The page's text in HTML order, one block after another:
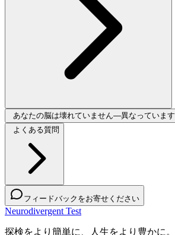
あなたの脳は壊れていません—異なっています
よくある質問
フィードバックをお寄せください
Neurodivergent Test
探検をより簡単に、人生をより豊かに。